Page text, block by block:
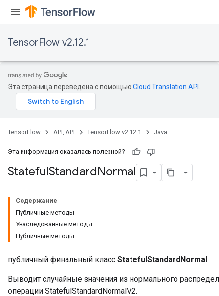
TensorFlow v2.12.1
Эта страница переведена с помощью Cloud Translation API
TensorFlow API, API TensorFlow v2.12.1 Java
Эта информация оказалась полезной?
StatefulStandardNormal
Содержание
Публичные методы
Унаследованные методы
Публичные методы
публичный финальный класс StatefulStandardNormal
Выводит случайные значения из нормального
операции StatefulStandardNormalV2.